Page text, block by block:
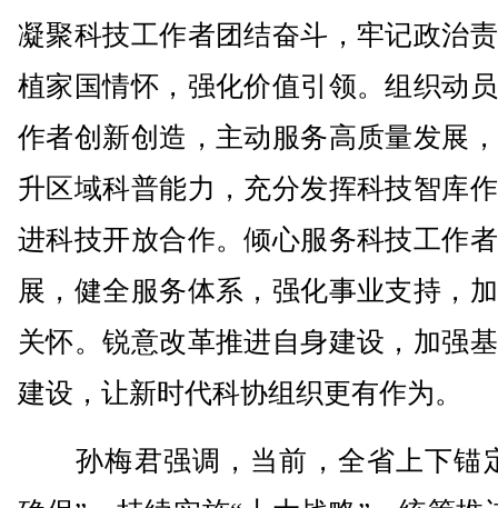
凝聚科技工作者团结奋斗，牢记政治
植家国情怀，强化价值引领。组织动
作者创新创造，主动服务高质量发展
升区域科普能力，充分发挥科技智库
进科技开放合作。倾心服务科技工作
展，健全服务体系，强化事业支持，
关怀。锐意改革推进自身建设，加强
建设，让新时代科协组织更有作为。
孙梅君强调，当前，全省上下锚